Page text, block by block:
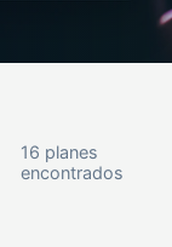
16 planes
encontrados